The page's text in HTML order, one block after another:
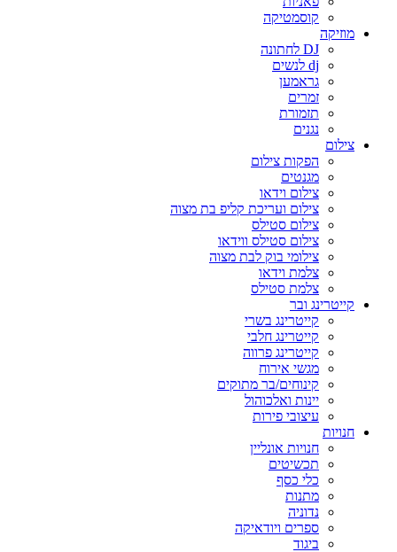
קוסמטיקה
מוזיקה
DJ לחתונה
dj לנשים
גראמען
זמרים
תזמורת
נגנים
צילום
הפקות צילום
מגנטים
צילום וידאו
צילום ועריכת קליפ בת מצוה
צילום סטילס
צילום סטילס ווידאו
צילומי בוק לבת מצוה
צלמת וידאו
צלמת סטילס
קייטרינג ובר
קייטרינג בשרי
קייטרינג חלבי
קייטרינג פרווה
מגשי אירוח
קינוחים/בר מתוקים
יינות ואלכוהול
עיצובי פירות
חנויות
חנויות אונליין
תכשיטים
כלי כסף
מתנות
נדוניה
ספרים ויודאיקה
ביגוד